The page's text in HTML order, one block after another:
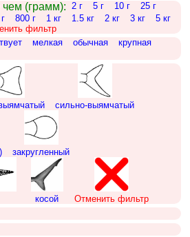
(грамм): 2 г 5 г 10 г
25 г
800 г 1 кг 1.5 кг 2 кг 3 кг
5 кг
фильтр
мелкая обычная
крупная
сильно-выямчатый
закругленный
косой Отменить фильтр